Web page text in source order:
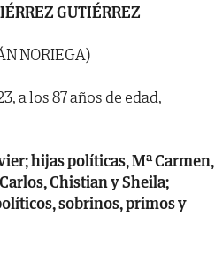
GUTIÉRREZ
NORIEGA)
a los 87 años de edad,
hijas políticas, Mª Carmen,
Chistian y Sheila;
sobrinos, primos y